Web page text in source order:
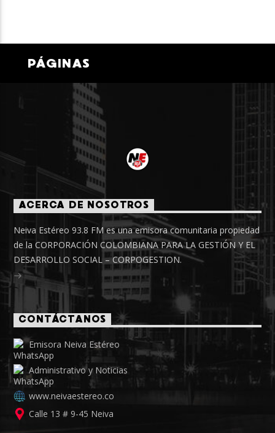
PÁGINAS
ACERCA DE NOSOTROS
Neiva Estéreo 93.8 FM es una emisora comunitaria propiedad
de la CORPORACIÓN COLOMBIANA PARA LA GESTIÓN Y EL
DESARROLLO SOCIAL – CORPOGESTION.
CONTÁCTANOS
Emisora Neiva Estéreo
Administrativo y Noticias
www.neivaestereo.co
Calle 13 # 9-45 Neiva